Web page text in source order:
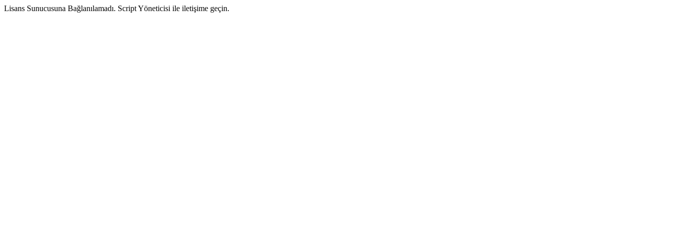
Lisans Sunucusuna Bağlanılamadı. Script Yöneticisi ile iletişime geçin.